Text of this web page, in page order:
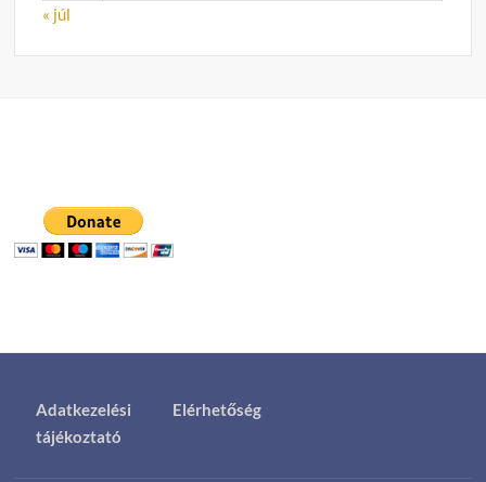
« júl
Adatkezelési
tájékoztató
Elérhetőség